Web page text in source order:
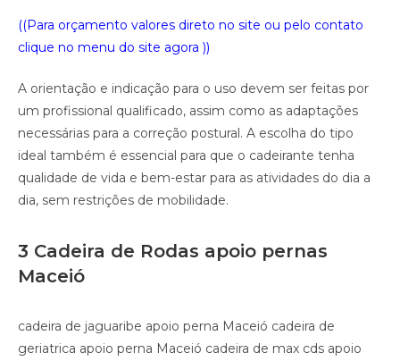
((Para orçamento valores direto no site ou pelo contato
clique no menu do site agora ))
A orientação e indicação para o uso devem ser feitas por
um profissional qualificado, assim como as adaptações
necessárias para a correção postural. A escolha do tipo
ideal também é essencial para que o cadeirante tenha
qualidade de vida e bem-estar para as atividades do dia a
dia, sem restrições de mobilidade.
3 Cadeira de Rodas apoio pernas
Maceió
cadeira de jaguaribe apoio perna Maceió cadeira de
geriatrica apoio perna Maceió cadeira de max cds apoio